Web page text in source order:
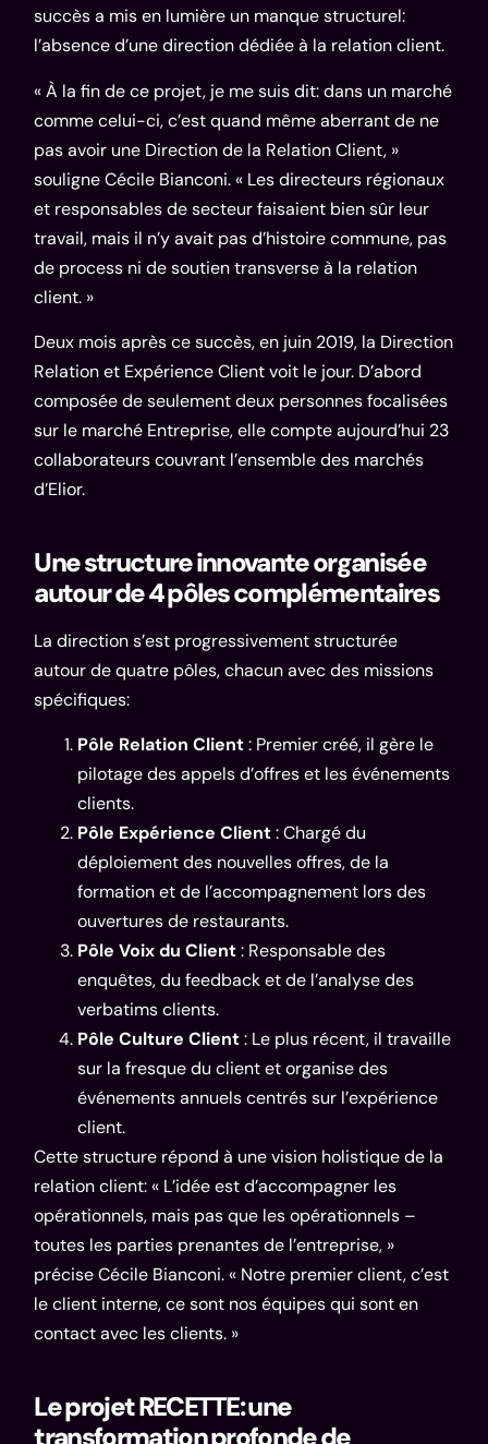
succès a mis en lumière un manque structurel:
l’absence d’une direction dédiée à la relation client.
« À la fin de ce projet, je me suis dit: dans un marché
comme celui-ci, c’est quand même aberrant de ne
pas avoir une Direction de la Relation Client, »
souligne Cécile Bianconi. « Les directeurs régionaux
et responsables de secteur faisaient bien sûr leur
travail, mais il n’y avait pas d’histoire commune, pas
de process ni de soutien transverse à la relation
client. »
Deux mois après ce succès, en juin 2019, la Direction
Relation et Expérience Client voit le jour. D’abord
composée de seulement deux personnes focalisées
sur le marché Entreprise, elle compte aujourd’hui 23
collaborateurs couvrant l’ensemble des marchés
d’Elior.
Une structure innovante organisée
autour de 4 pôles complémentaires
La direction s’est progressivement structurée
autour de quatre pôles, chacun avec des missions
spécifiques:
Pôle Relation Client: Premier créé, il gère le
pilotage des appels d’offres et les événements
clients.
Pôle Expérience Client: Chargé du
déploiement des nouvelles offres, de la
formation et de l’accompagnement lors des
ouvertures de restaurants.
Pôle Voix du Client: Responsable des
enquêtes, du feedback et de l’analyse des
verbatims clients.
Pôle Culture Client: Le plus récent, il travaille
sur la fresque du client et organise des
événements annuels centrés sur l’expérience
client.
Cette structure répond à une vision holistique de la
relation client: « L’idée est d’accompagner les
opérationnels, mais pas que les opérationnels –
toutes les parties prenantes de l’entreprise, »
précise Cécile Bianconi. « Notre premier client, c’est
le client interne, ce sont nos équipes qui sont en
contact avec les clients. »
Le projet RECETTE: une